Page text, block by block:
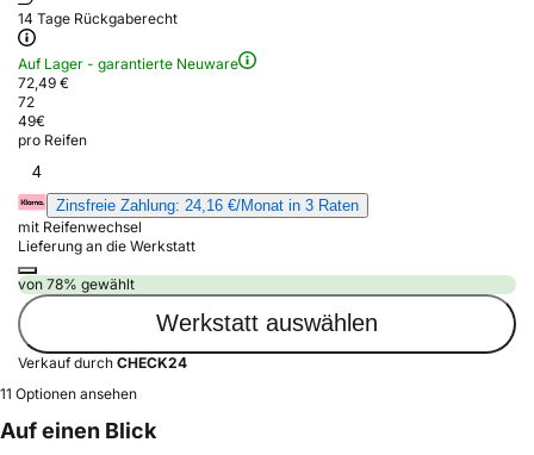
14 Tage Rückgaberecht
Auf Lager - garantierte Neuware
72,49 €
72
49€
pro Reifen
4
Zinsfreie Zahlung: 24,16 €/Monat in 3 Raten
mit Reifenwechsel
Lieferung an die Werkstatt
von 78% gewählt
Werkstatt auswählen
Verkauf durch CHECK24
11 Optionen ansehen
Auf einen Blick